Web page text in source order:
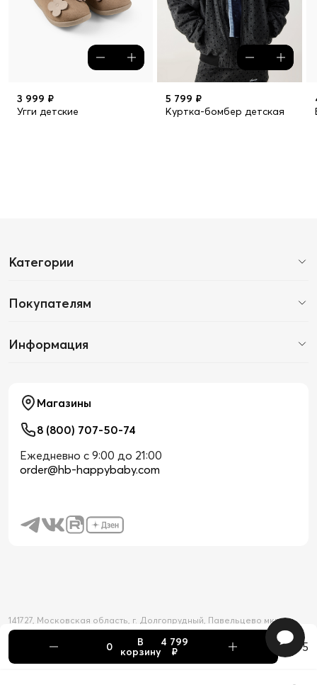
В
корзину
4 799
₽ +5
3 999 ₽
Угги детские
5 799 ₽
Куртка-бомбер детская
Товар добавлен в корзину
Категории
Покупателям
Информация
Магазины
8 (800) 707-50-74
Ежедневно с 9:00 до 21:00
order@hb-happybaby.com
141727, Московская область, г. Долгопрудный, Павельцево мкр-н,
Новое шоссе, д. 56
2026 © Официальный интернет-магазин Happy Baby